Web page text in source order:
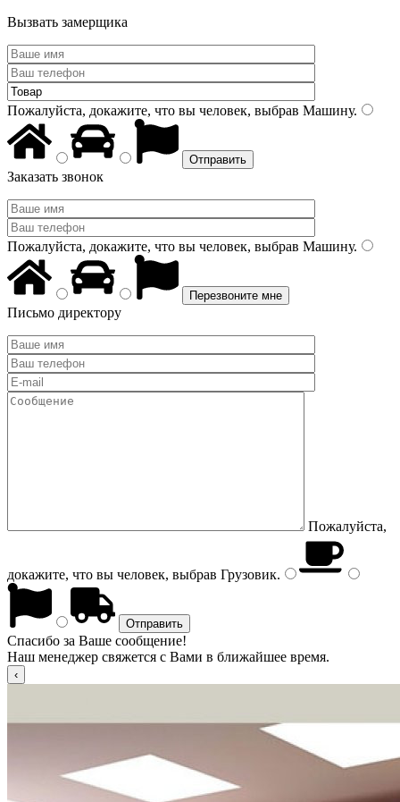
Вызвать замерщика
Пожалуйста, докажите, что вы человек, выбрав Машину.
Заказать звонок
Пожалуйста, докажите, что вы человек, выбрав Машину.
Письмо директору
Пожалуйста,
докажите, что вы человек, выбрав Грузовик.
Спасибо за Ваше сообщение!
Наш менеджер свяжется с Вами в ближайшее время.